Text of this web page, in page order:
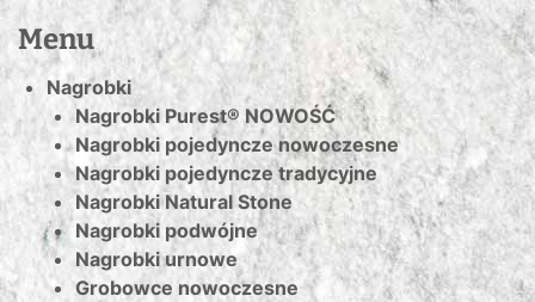
Menu
Nagrobki
Nagrobki Purest® NOWOŚĆ
Nagrobki pojedyncze nowoczesne
Nagrobki pojedyncze tradycyjne
Nagrobki Natural Stone
Nagrobki podwójne
Nagrobki urnowe
Grobowce nowoczesne